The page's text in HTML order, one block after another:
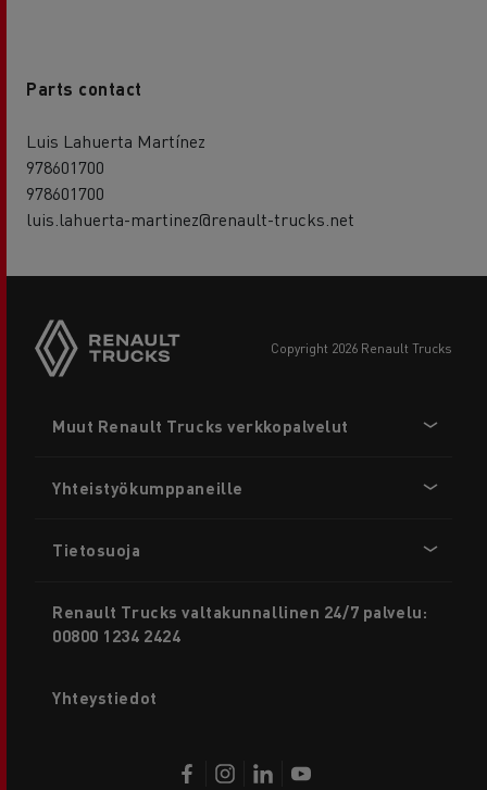
Parts contact
Luis Lahuerta Martínez
978601700
978601700
luis.lahuerta-martinez@renault-trucks.net
copyright 2026 Renault Trucks
menu
Muut Renault Trucks verkkopalvelut
Yhteistyökumppaneille
Tietosuoja
Renault Trucks valtakunnallinen 24/7 palvelu:
00800 1234 2424
Yhteystiedot